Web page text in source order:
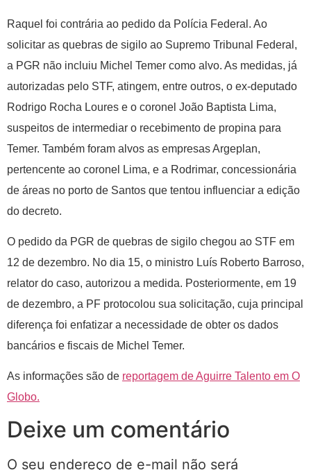
Raquel foi contrária ao pedido da Polícia Federal. Ao
solicitar as quebras de sigilo ao Supremo Tribunal Federal,
a PGR não incluiu Michel Temer como alvo. As medidas, já
autorizadas pelo STF, atingem, entre outros, o ex-deputado
Rodrigo Rocha Loures e o coronel João Baptista Lima,
suspeitos de intermediar o recebimento de propina para
Temer. Também foram alvos as empresas Argeplan,
pertencente ao coronel Lima, e a Rodrimar, concessionária
de áreas no porto de Santos que tentou influenciar a edição
do decreto.
O pedido da PGR de quebras de sigilo chegou ao STF em
12 de dezembro. No dia 15, o ministro Luís Roberto Barroso,
relator do caso, autorizou a medida. Posteriormente, em 19
de dezembro, a PF protocolou sua solicitação, cuja principal
diferença foi enfatizar a necessidade de obter os dados
bancários e fiscais de Michel Temer.
As informações são de reportagem de Aguirre Talento em O
Globo.
Deixe um comentário
O seu endereço de e-mail não será